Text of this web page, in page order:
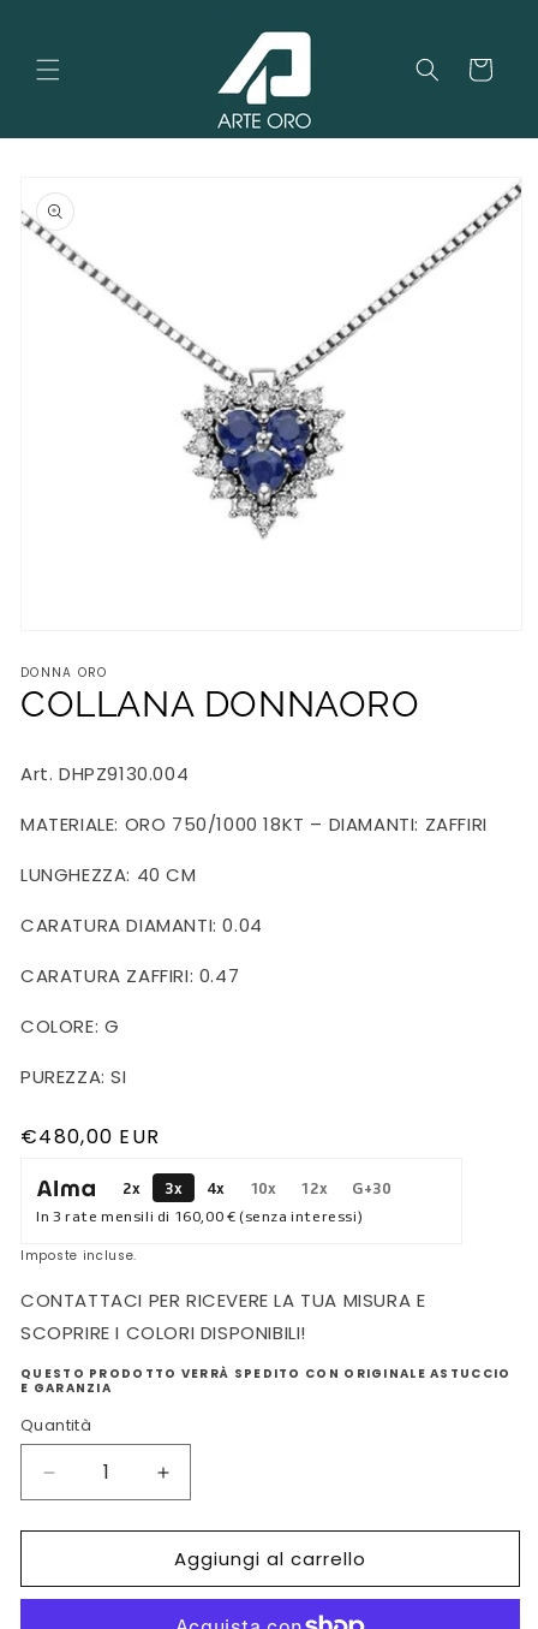
Carrello
informazioni
sul
prodotto
multimediali
1
in
DONNA ORO
COLLANA DONNAORO
Art. DHPZ9130.004
MATERIALE: ORO 750/1000 18KT – DIAMANTI: ZAFFIRI
LUNGHEZZA: 40 CM
CARATURA DIAMANTI: 0.04
CARATURA ZAFFIRI: 0.47
COLORE: G
PUREZZA: SI
Prezzo
listino
€480,00 EUR
2x 3x 4x 10x 12x
G+30
In 3 rate mensili di 160,00 € (senza interessi)
Imposte incluse.
CONTATTACI PER RICEVERE LA TUA MISURA E
SCOPRIRE I COLORI DISPONIBILI!
QUESTO PRODOTTO VERRÀ SPEDITO CON ORIGINALE ASTUCCIO
E GARANZIA
Quantità
Diminuisci
quantità
per
DONNAORO
Aumenta
quantità
per
COLLANA
DONNAORO
Aggiungi al carrello